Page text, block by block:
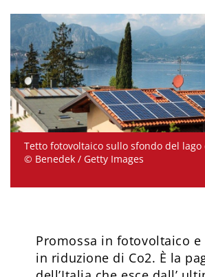
Tetto fotovoltaico sullo sfondo del lago
© Benedek / Getty Images
Promossa in fotovoltaico e
in riduzione di Co2. È la